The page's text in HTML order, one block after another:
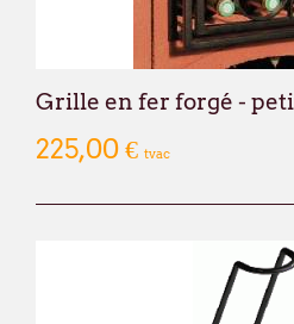
Grille en fer forgé -
225,00 € tvac